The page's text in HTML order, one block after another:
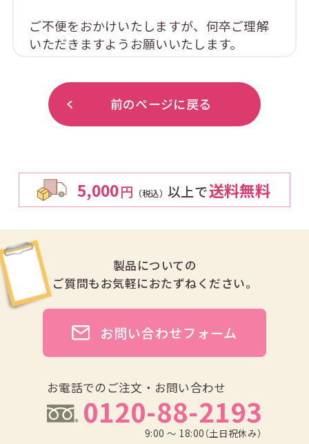
ご不便をおかけいたしますが、何卒ご理解
いただきますようお願いいたします。
前のページに戻る
5,000円 （税込） 以上で送料無料
製品についての
ご質問もお気軽におたずねください。
お電話でのご注文・お問い合わせ
0120-88-2193
9:00 ～ 18:00（土日祝休み）
お問い合わせフォーム